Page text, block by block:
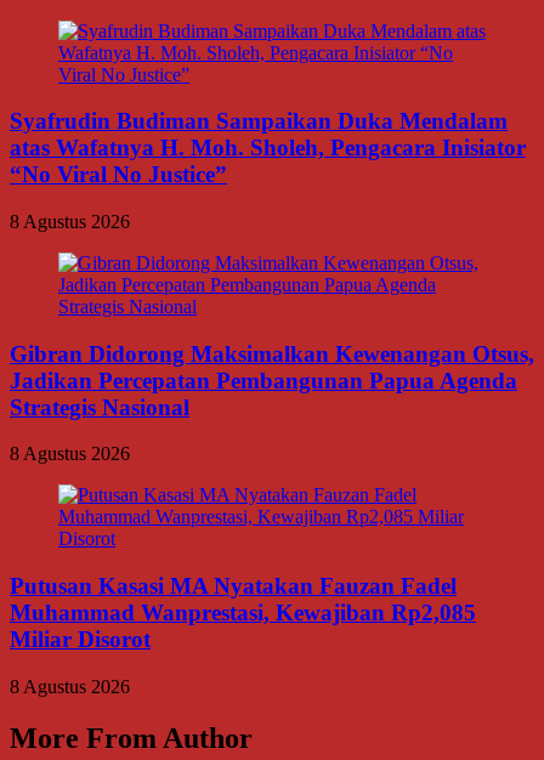
Syafrudin Budiman Sampaikan Duka Mendalam
atas Wafatnya H. Moh. Sholeh, Pengacara Inisiator
“No Viral No Justice”
8 Agustus 2026
Gibran Didorong Maksimalkan Kewenangan Otsus,
Jadikan Percepatan Pembangunan Papua Agenda
Strategis Nasional
8 Agustus 2026
Putusan Kasasi MA Nyatakan Fauzan Fadel
Muhammad Wanprestasi, Kewajiban Rp2,085
Miliar Disorot
8 Agustus 2026
More From Author